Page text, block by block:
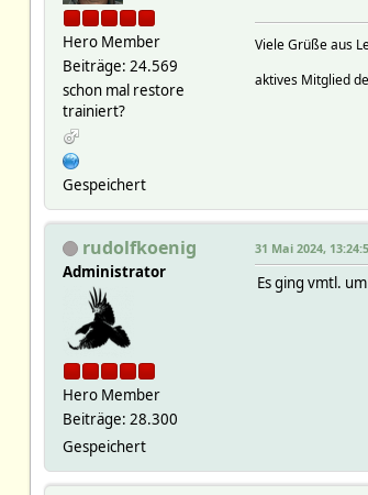
Hero Member
Beiträge: 24.569
schon mal restore
trainiert?
Gespeichert
Viele Grüße aus
aktives Mitglied
rudolfkoenig
Administrator
Hero Member
Beiträge: 28.300
Gespeichert
31 Mai 2024,
Es ging vmtl.